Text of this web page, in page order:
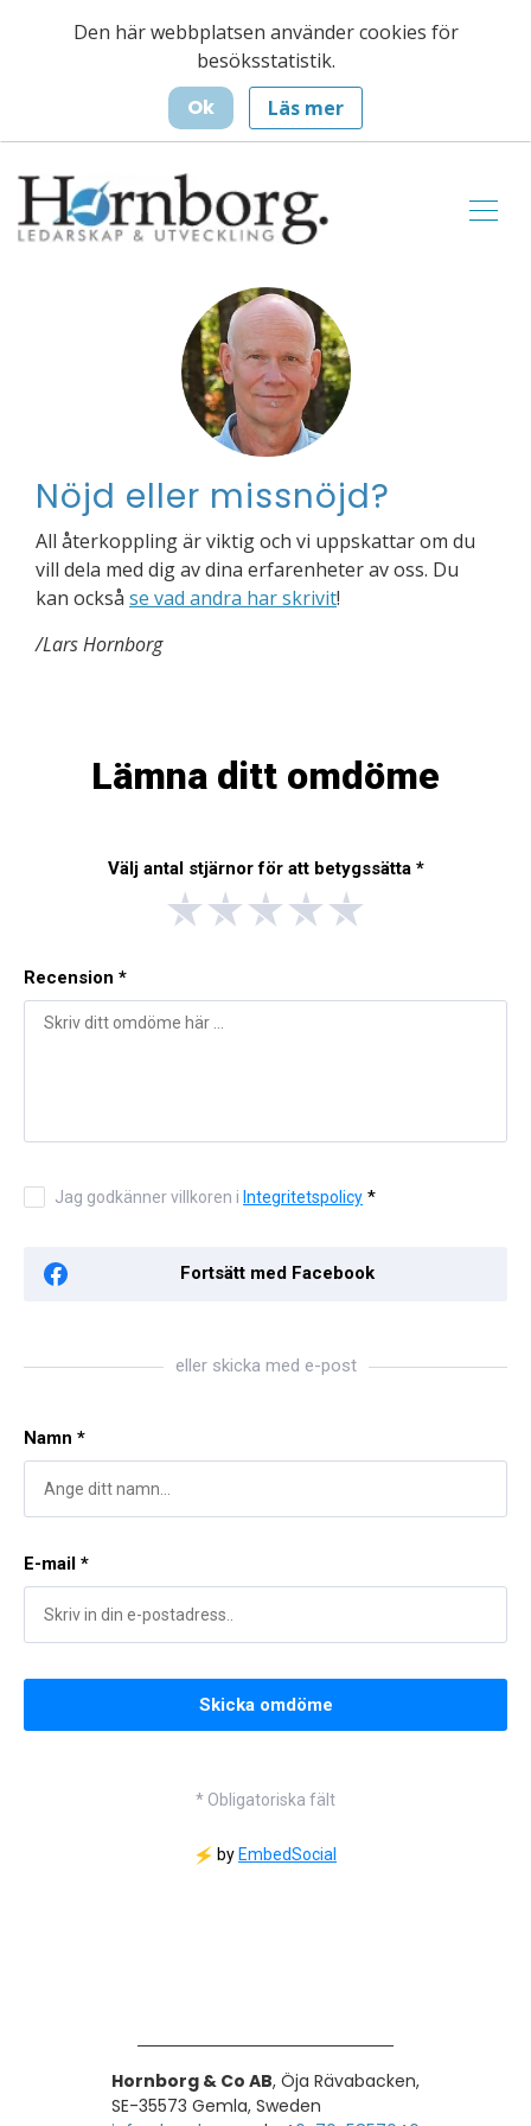
Den här webbplatsen använder cookies för
besöksstatistik.
Ok Läs mer
Nöjd eller missnöjd?
All återkoppling är viktig och vi uppskattar om du
vill dela med dig av dina erfarenheter av oss. Du
kan också se vad andra har skrivit!
/Lars Hornborg
Hornborg & Co AB, Öja Rävabacken,
SE-35573 Gemla, Sweden